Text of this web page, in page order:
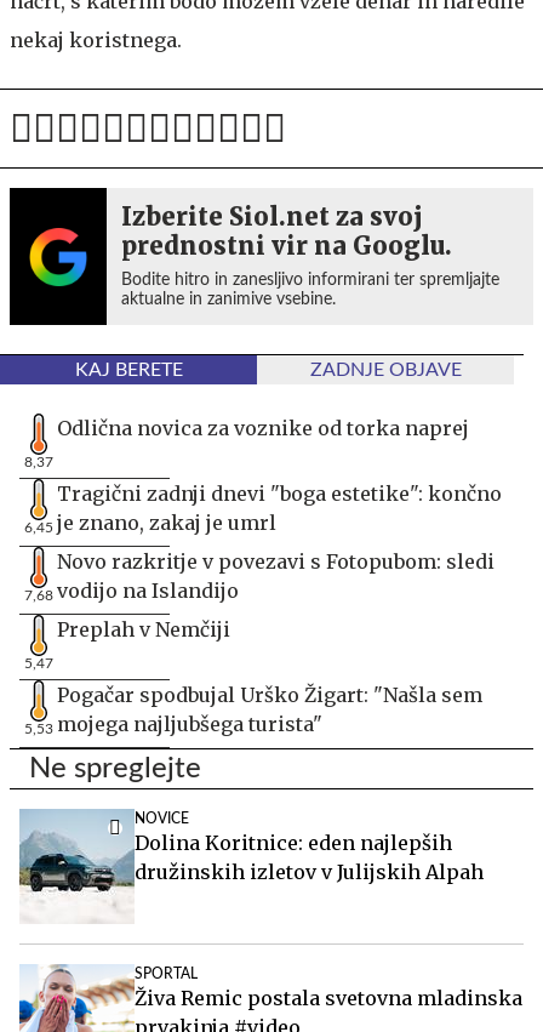
nekaj koristnega.
Izberite Siol.net za svoj
prednostni vir na Googlu.
Bodite hitro in zanesljivo informirani ter spremljajte
aktualne in zanimive vsebine.
KAJ BERETE ZADNJE OBJAVE
8,37
Odlična novica za voznike od torka naprej
6,45
Tragični zadnji dnevi "boga estetike": končno
je znano, zakaj je umrl
7,68
Novo razkritje v povezavi s Fotopubom: sledi
vodijo na Islandijo
5,47
Preplah v Nemčiji
5,53
Pogačar spodbujal Urško Žigart: "Našla sem
mojega najljubšega turista"
Ne spreglejte
NOVICE
Dolina Koritnice: eden najlepših
družinskih izletov v Julijskih Alpah
SPORTAL
Živa Remic postala svetovna mladinska
prvakinja #video